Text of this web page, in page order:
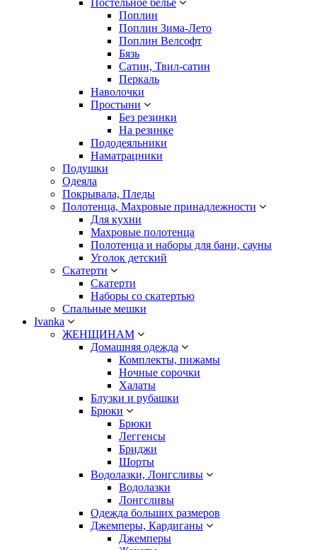
Постельное бельё
Поплин
Поплин Зима-Лето
Поплин Велсофт
Бязь
Сатин, Твил-сатин
Перкаль
Наволочки
Простыни
Без резинки
На резинке
Пододеяльники
Наматрацники
Подушки
Одеяла
Покрывала, Пледы
Полотенца, Махровые принадлежности
Для кухни
Махровые полотенца
Полотенца и наборы для бани, сауны
Уголок детский
Скатерти
Скатерти
Наборы со скатертью
Спальные мешки
Ivanka
ЖЕНЩИНАМ
Домашняя одежда
Комплекты, пижамы
Ночные сорочки
Халаты
Блузки и рубашки
Брюки
Брюки
Леггенсы
Бриджи
Шорты
Водолазки, Лонгсливы
Водолазки
Лонгсливы
Одежда больших размеров
Джемперы, Кардиганы
Джемперы